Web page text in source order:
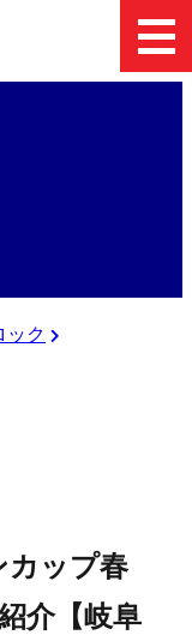
ック
ップ春
介【岐阜